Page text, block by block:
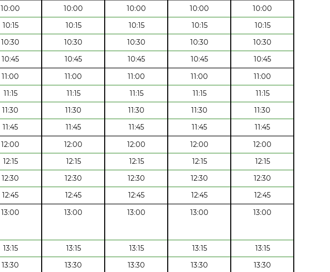
10:00 10:00 10:00 10:00
10:00
10:15 10:15 10:15 10:15
10:15
10:30 10:30 10:30 10:30
10:30
10:45 10:45 10:45 10:45
10:45
11:00 11:00 11:00 11:00
11:00
11:15 11:15 11:15 11:15
11:15
11:30 11:30 11:30 11:30
11:30
11:45 11:45 11:45 11:45
11:45
12:00 12:00 12:00 12:00
12:00
12:15 12:15 12:15 12:15
12:15
12:30 12:30 12:30 12:30
12:30
12:45 12:45 12:45 12:45
12:45
13:00 13:00 13:00 13:00 13:00
13:15 13:15 13:15 13:15
13:15
13:30 13:30 13:30 13:30
13:30